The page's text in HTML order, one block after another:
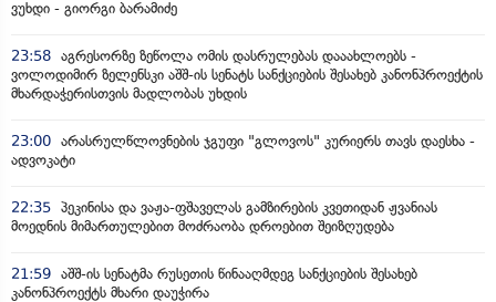
ვუხდი - გიორგი ბარამიძე
23:58 აგრესორზე ზეწოლა ომის დასრულებას დააახლოებს -
ვოლოდიმირ ზელენსკი აშშ-ის სენატს სანქციების შესახებ კანონპროექტის
მხარდაჭერისთვის მადლობას უხდის
23:00 არასრულწლოვნების ჯგუფი "გლოვოს" კურიერს თავს დაესხა -
ადვოკატი
22:35 პეკინისა და ვაჟა-ფშაველას გამზირების კვეთიდან ჟვანიას
მოედნის მიმართულებით მოძრაობა დროებით შეიზღუდება
21:59 აშშ-ის სენატმა რუსეთის წინააღმდეგ სანქციების შესახებ
კანონპროექტს მხარი დაუჭირა